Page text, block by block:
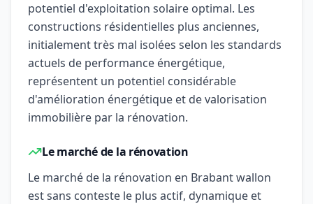
potentiel d'exploitation solaire optimal. Les
constructions résidentielles plus anciennes,
initialement très mal isolées selon les standards
actuels de performance énergétique,
représentent un potentiel considérable
d'amélioration énergétique et de valorisation
immobilière par la rénovation.
Le marché de la rénovation
Le marché de la rénovation en Brabant wallon
est sans conteste le plus actif, dynamique et